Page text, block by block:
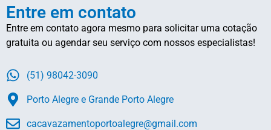
Entre em contato
Entre em contato agora mesmo para solicitar uma cotação
gratuita ou agendar seu serviço com nossos especialistas!
(51) 98042-3090
Porto Alegre e Grande Porto Alegre
cacavazamentoportoalegre@gmail.com